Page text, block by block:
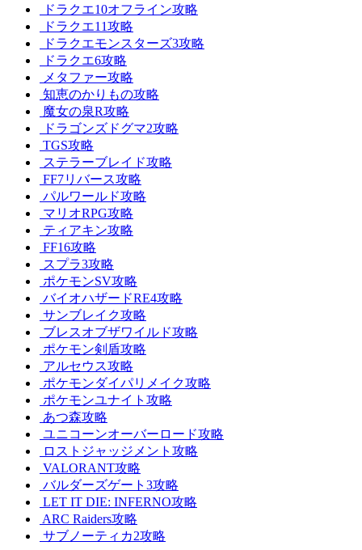
ドラクエ10オフライン攻略
ドラクエ11攻略
ドラクエモンスターズ3攻略
ドラクエ6攻略
メタファー攻略
知恵のかりもの攻略
魔女の泉R攻略
ドラゴンズドグマ2攻略
TGS攻略
ステラーブレイド攻略
FF7リバース攻略
パルワールド攻略
マリオRPG攻略
ティアキン攻略
FF16攻略
スプラ3攻略
ポケモンSV攻略
バイオハザードRE4攻略
サンブレイク攻略
ブレスオブザワイルド攻略
ポケモン剣盾攻略
アルセウス攻略
ポケモンダイパリメイク攻略
ポケモンユナイト攻略
あつ森攻略
ユニコーンオーバーロード攻略
ロストジャッジメント攻略
VALORANT攻略
バルダーズゲート3攻略
LET IT DIE: INFERNO攻略
ARC Raiders攻略
サブノーティカ2攻略